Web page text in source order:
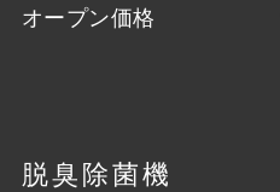
オープン価格
脱臭除菌機